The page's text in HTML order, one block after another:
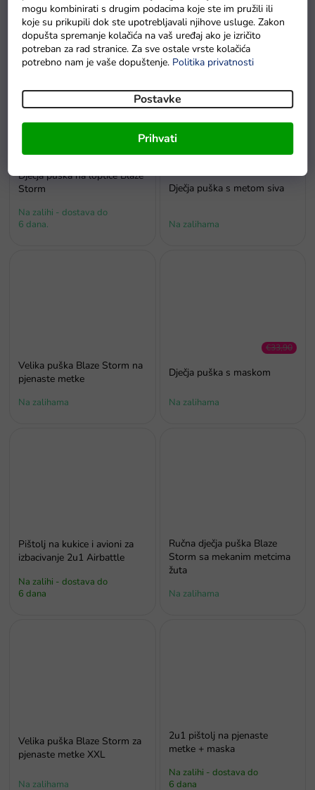
mogu kombinirati s drugim podacima koje ste im pružili ili
koje su prikupili dok ste upotrebljavali njihove usluge. Zakon
dopušta spremanje kolačića na vaš uređaj ako je izričito
potreban za rad stranice. Za sve ostale vrste kolačića
potrebno nam je vaše dopuštenje. Politika privatnosti
Postavke
Prihvati
100 komada
Na zalihama
Dječja puška Blaze Storm
Na zalihama
€54,90
Dječja puška na loptice Blaze
Storm
Na zalihi - dostava do
6 dana.
Dječja puška s metom siva
Na zalihama
Velika puška Blaze Storm na
pjenaste metke
Na zalihama
€33,90
Dječja puška s maskom
Na zalihama
Pištolj na kukice i avioni za
izbacivanje 2u1 Airbattle
Na zalihi - dostava do
6 dana
Ručna dječja puška Blaze
Storm sa mekanim metcima
žuta
Na zalihama
Velika puška Blaze Storm za
pjenaste metke XXL
Na zalihama
2u1 pištolj na pjenaste
metke + maska
Na zalihi - dostava do
6 dana